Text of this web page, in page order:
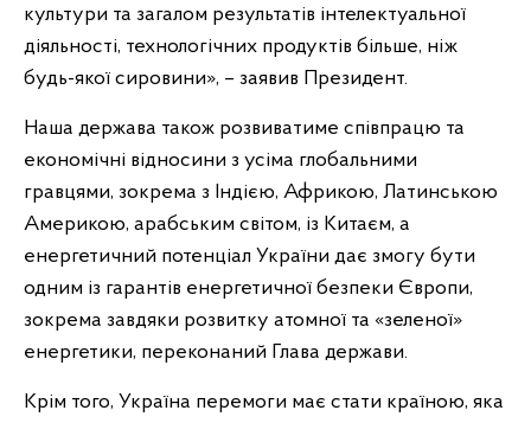
культури та загалом результатів інтелектуальної
діяльності, технологічних продуктів більше, ніж
будь-якої сировини», – заявив Президент.
Наша держава також розвиватиме співпрацю та
економічні відносини з усіма глобальними
гравцями, зокрема з Індією, Африкою, Латинською
Америкою, арабським світом, із Китаєм, а
енергетичний потенціал України дає змогу бути
одним із гарантів енергетичної безпеки Європи,
зокрема завдяки розвитку атомної та «зеленої»
енергетики, переконаний Глава держави.
Крім того, Україна перемоги має стати країною, яка